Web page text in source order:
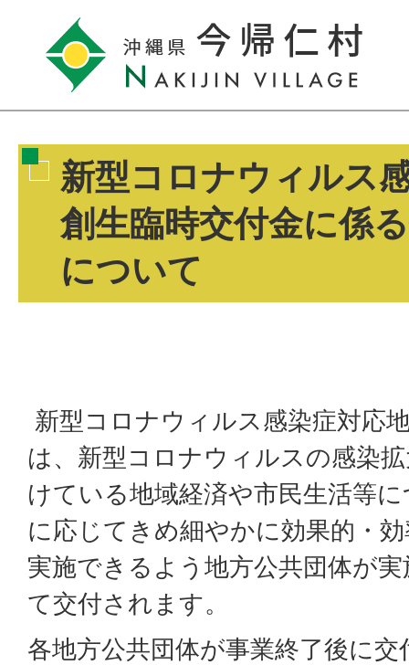
新型コロナウィルス
創生臨時交付金に係
について
新型コロナウィルス感染症対応
は、新型コロナウィルスの感染
けている地域経済や市民生活等
に応じてきめ細やかに効果的・
実施できるよう地方公共団体が
て交付されます。
各地方公共団体が事業終了後に